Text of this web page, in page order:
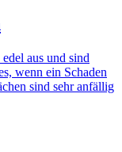
aus und sind
wenn ein Schaden
sind sehr anfällig